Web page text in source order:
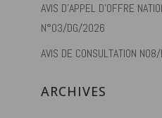
AVIS D’APPEL D’OFFRE
N°03/DG/2026
AVIS DE CONSULTATION
ARCHIVES